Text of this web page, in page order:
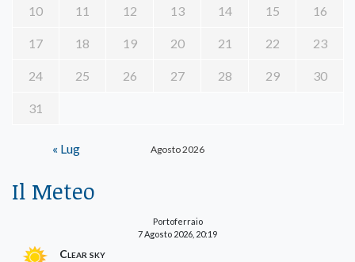
Agosto 2026
10 11 12 13 14 15 16
17 18 19 20 21 22 23
24 25 26 27 28 29 30
31
« Lug
Il Meteo
Portoferraio
7 Agosto 2026, 20:19
Clear sky